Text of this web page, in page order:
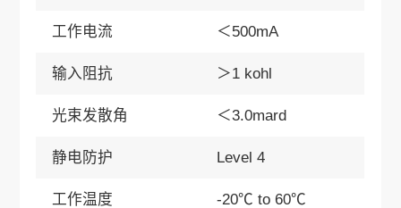
工作电流 ＜500mA
输入阻抗 ＞1 kohl
光束发散角 ＜3.0mard
静电防护 Level 4
工作温度 -20℃ to 60℃